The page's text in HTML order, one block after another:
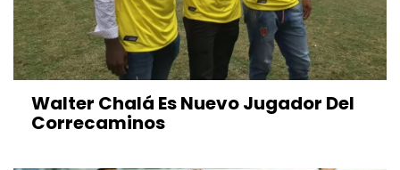
Walter Chalá Es Nuevo Jugador Del
Correcaminos